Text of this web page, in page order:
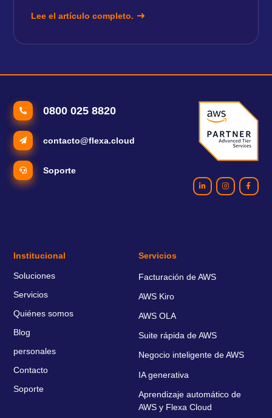
Lee el artículo completo.
0800 025 8820
contacto@flexa.cloud
Soporte
Institucional
Soluciones
Servicios
Quiénes somos
Blog
personales
Contacto
Soporte
Servicios
Facturación de AWS
AWS Kiro
AWS OLA
Suite rápida de AWS
Negocio inteligente de AWS
IA generativa
Aprendizaje automático de
AWS y Flexa Cloud